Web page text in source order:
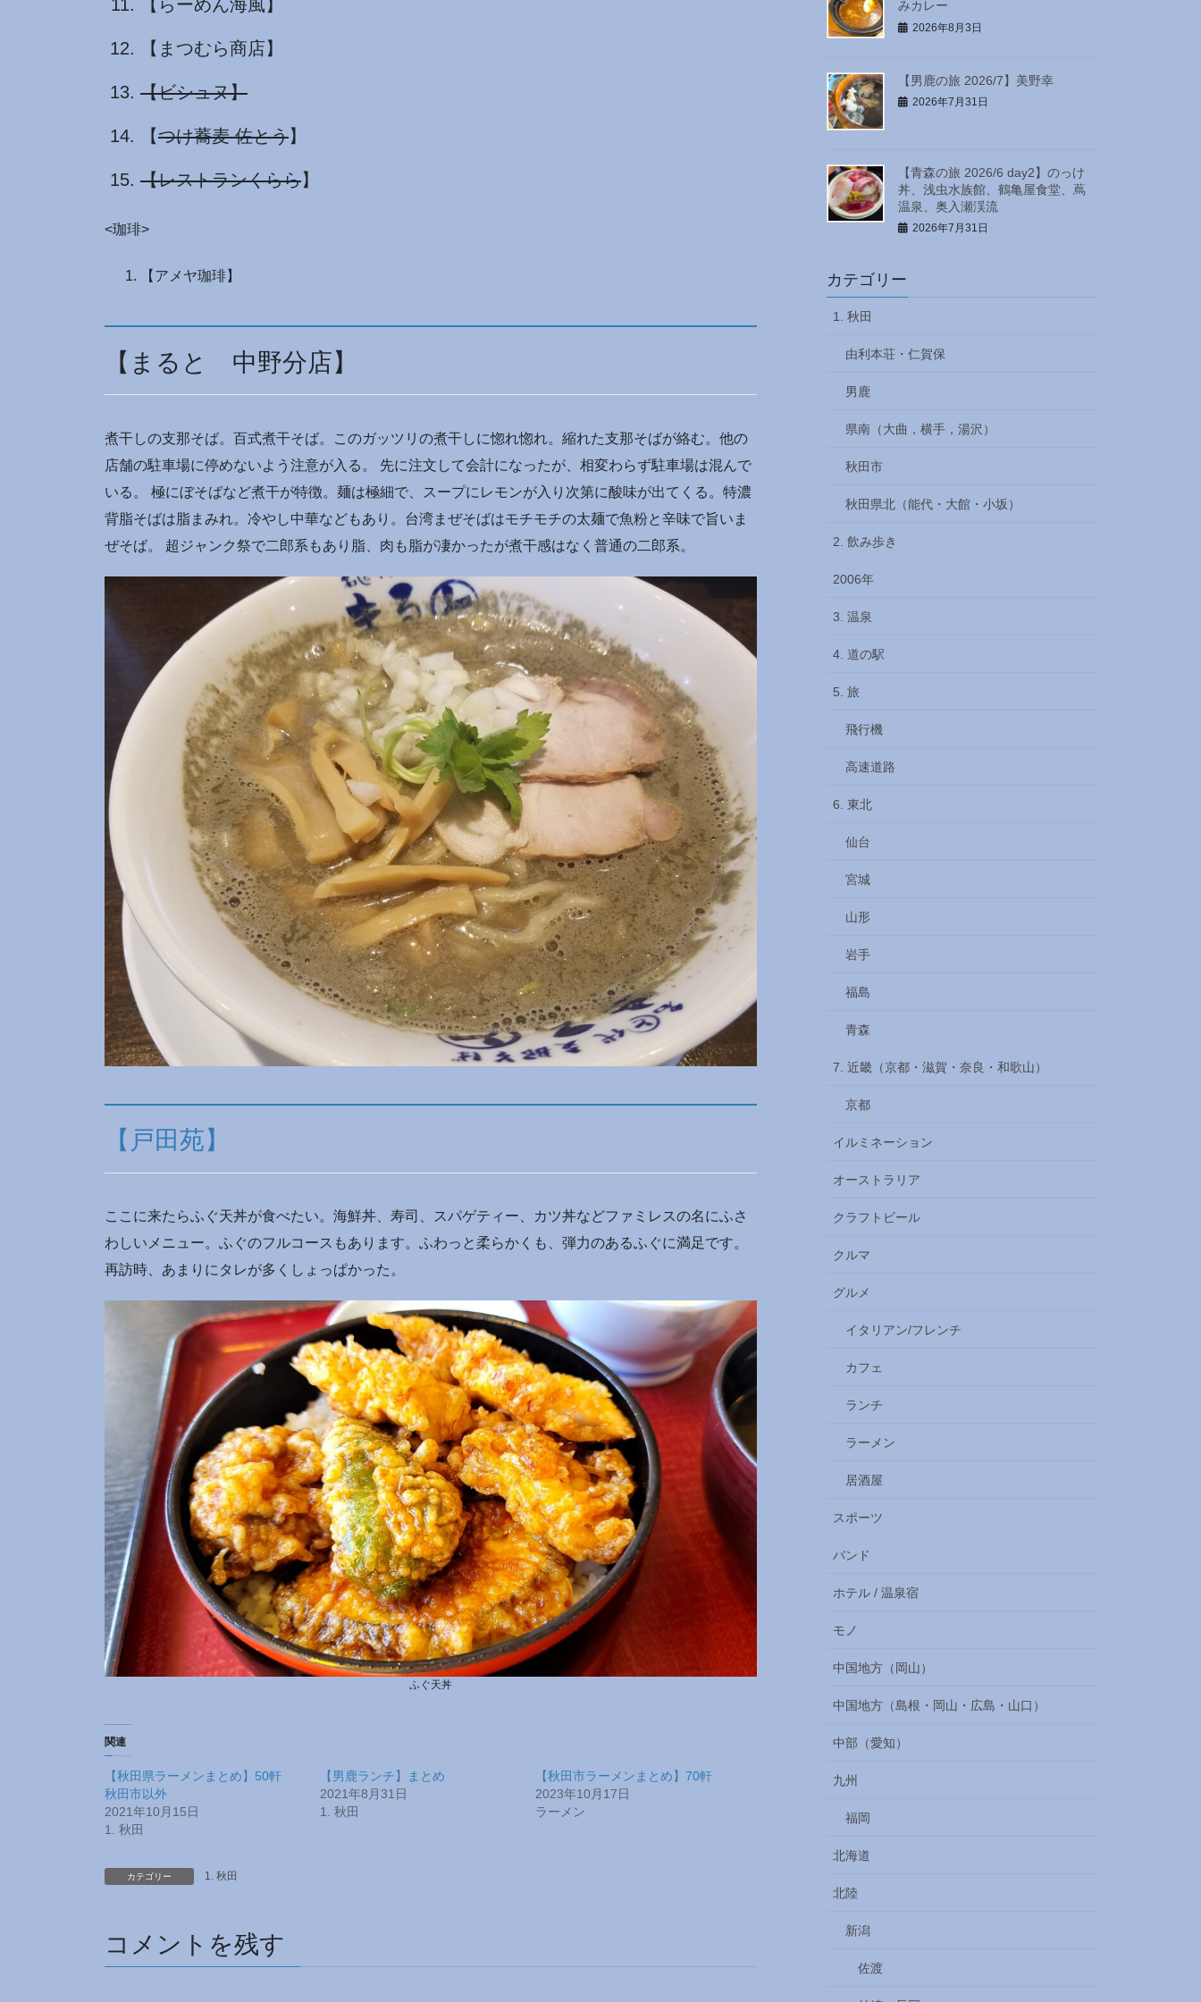
【らーめん海風】
【まつむら商店】
【ビシュヌ】
【つけ蕎麦 佐とう】
【レストランくらら】
<珈琲>
【アメヤ珈琲】
【まると 中野分店】
煮干しの支那そば。百式煮干そば。このガッツリの煮干しに惚れ惚れ。縮れた支那そばが絡む。他の
店舗の駐車場に停めないよう注意が入る。 先に注文して会計になったが、相変わらず駐車場は混んで
いる。 極にぼそばなど煮干が特徴。麺は極細で、スープにレモンが入り次第に酸味が出てくる。特濃
背脂そばは脂まみれ。冷やし中華などもあり。台湾まぜそばはモチモチの太麺で魚粉と辛味で旨いま
ぜそば。 超ジャンク祭で二郎系もあり脂、肉も脂が凄かったが煮干感はなく普通の二郎系。
【戸田苑】
ここに来たらふぐ天丼が食べたい。海鮮丼、寿司、スパゲティー、カツ丼などファミレスの名にふさ
わしいメニュー。ふぐのフルコースもあります。ふわっと柔らかくも、弾力のあるふぐに満足です。
再訪時、あまりにタレが多くしょっぱかった。
ふぐ天丼
関連
【秋田県ラーメンまとめ】50軒
秋田市以外
2021年10月15日
1. 秋田
【男鹿ランチ】まとめ
2021年8月31日
1. 秋田
【秋田市ラーメンまとめ】70軒
2023年10月17日
ラーメン
カテゴリー 1. 秋田
コメントを残す
みカレー
2026年8月3日
【男鹿の旅 2026/7】美野幸
2026年7月31日
【青森の旅 2026/6 day2】のっけ
丼、浅虫水族館、鶴亀屋食堂、蔦
温泉、奥入瀬渓流
2026年7月31日
カテゴリー
1. 秋田
由利本荘・仁賀保
男鹿
県南（大曲，横手，湯沢）
秋田市
秋田県北（能代・大館・小坂）
2. 飲み歩き
2006年
3. 温泉
4. 道の駅
5. 旅
飛行機
高速道路
6. 東北
仙台
宮城
山形
岩手
福島
青森
7. 近畿（京都・滋賀・奈良・和歌山）
京都
イルミネーション
オーストラリア
クラフトビール
クルマ
グルメ
イタリアン/フレンチ
カフェ
ランチ
ラーメン
居酒屋
スポーツ
バンド
ホテル / 温泉宿
モノ
中国地方（岡山）
中国地方（島根・岡山・広島・山口）
中部（愛知）
九州
福岡
北海道
北陸
新潟
佐渡